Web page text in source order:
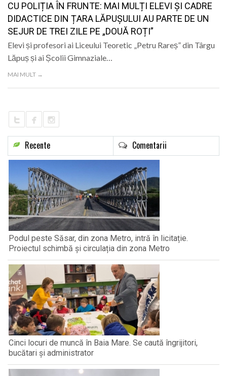
CU POLIȚIA ÎN FRUNTE: MAI MULȚI ELEVI ȘI CADRE
DIDACTICE DIN ȚARA LĂPUȘULUI AU PARTE DE UN
SEJUR DE TREI ZILE PE „DOUĂ ROȚI”
Elevi și profesori ai Liceului Teoretic „Petru Rareș” din Târgu
Lăpuș și ai Școlii Gimnaziale…
MAI MULT →
Recente Comentarii
Podul peste Săsar, din zona Metro, intră în licitație.
Proiectul schimbă și circulația din zona Metro
Cinci locuri de muncă în Baia Mare. Se caută îngrijitori,
bucătari și administrator